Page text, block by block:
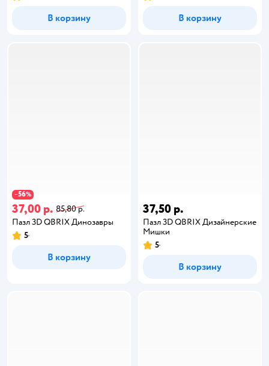
В корзину В корзину
−56%
37,00 р. 85,80 р.
Пазл 3D QBRIX Динозавры
5
В корзину
37,50 р.
Пазл 3D QBRIX Дизайнерские
Мишки
5
В корзину